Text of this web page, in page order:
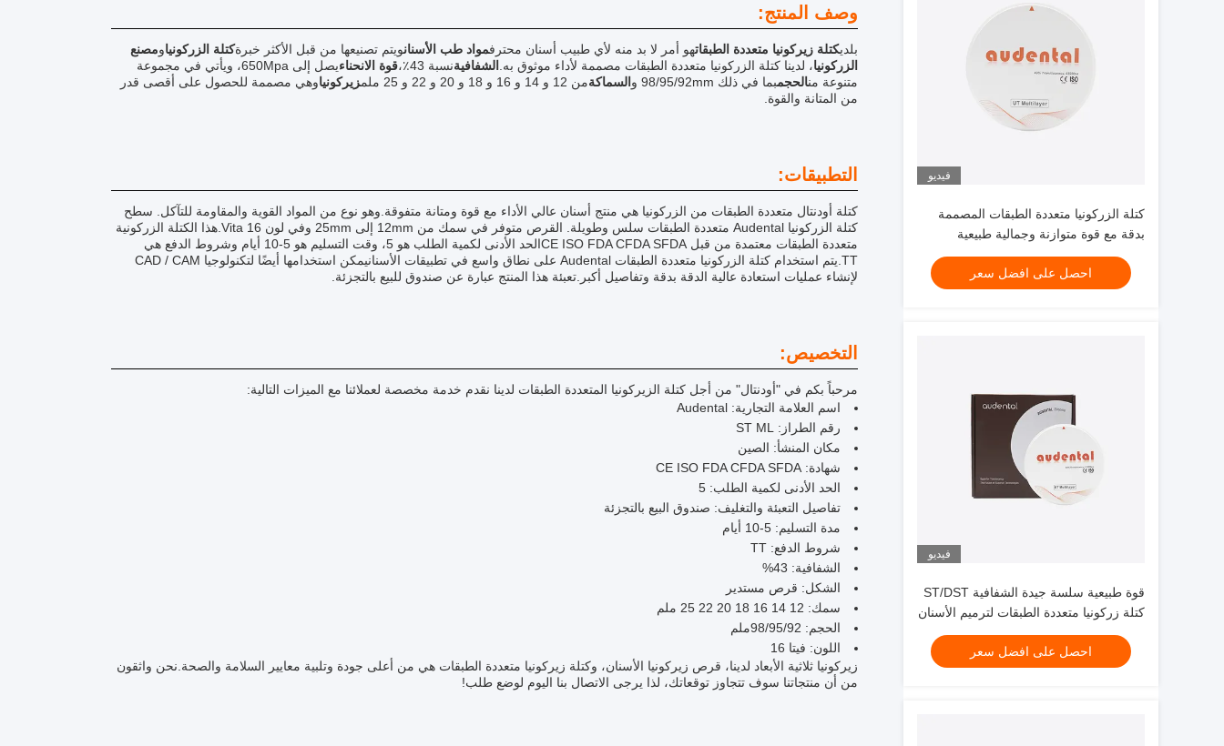
فيديو
كتلة الزركونيا متعددة الطبقات المصممة
بدقة مع قوة متوازنة وجمالية طبيعية
لتطبيقات الأسنان
احصل على افضل سعر
فيديو
قوة طبيعية سلسة جيدة الشفافية ST/DST
كتلة زركونيا متعددة الطبقات لترميم الأسنان
احصل على افضل سعر
وصف المنتج:
بلديكتلة زيركونيا متعددة الطبقاتهو أمر لا بد منه لأي طبيب أسنان محترفمواد طب الأسنانويتم تصنيعها من قبل الأكثر خبرةكتلة الزركونياومصنع
الزركونيا، لدينا كتلة الزركونيا متعددة الطبقات مصممة لأداء موثوق به. الشفافيةنسبة 43٪، قوة الانحناء
يصل إلى 650Mpa، ويأتي في مجموعة
متنوعة منالحجمبما في ذلك 98/95/92mm و السماكةمن 12 و 14 و 16 و 18 و 20 و 22 و 25 ملم زيركونياوهي مصممة للحصول على أقصى قدر
من المتانة والقوة.
التطبيقات:
كتلة أودنتال متعددة الطبقات من الزركونيا هي منتج أسنان عالي الأداء مع قوة ومتانة متفوقة.وهو نوع من المواد القوية والمقاومة للتآكل. سطح
كتلة الزركونيا Audental متعددة الطبقات سلس وطويلة. القرص متوفر في سمك من 12mm إلى 25mm وفي لون Vita 16.هذا الكتلة الزركونية
متعددة الطبقات معتمدة من قبل CE ISO FDA CFDA SFDAالحد الأدنى لكمية الطلب هو 5، وقت التسليم هو 5-10 أيام وشروط الدفع هي
TT.يتم استخدام كتلة الزركونيا متعددة الطبقات Audental على نطاق واسع في تطبيقات الأسنانيمكن استخدامها أيضًا لتكنولوجيا CAD / CAM
لإنشاء عمليات استعادة عالية الدقة بدقة وتفاصيل أكبر.تعبئة هذا المنتج عبارة عن صندوق للبيع بالتجزئة.
التخصيص:
مرحباً بكم في "أودنتال" من أجل كتلة الزيركونيا المتعددة الطبقات لدينا نقدم خدمة مخصصة لعملائنا مع الميزات التالية:
اسم العلامة التجارية: Audental
رقم الطراز: ST ML
مكان المنشأ: الصين
شهادة: CE ISO FDA CFDA SFDA
الحد الأدنى لكمية الطلب: 5
تفاصيل التعبئة والتغليف: صندوق البيع بالتجزئة
مدة التسليم: 5-10 أيام
شروط الدفع: TT
الشفافية: 43%
الشكل: قرص مستدير
سمك: 12 14 16 18 20 22 25 ملم
الحجم: 98/95/92ملم
اللون: فيتا 16
زيركونيا ثلاثية الأبعاد لدينا، قرص زيركونيا الأسنان، وكتلة زيركونيا متعددة الطبقات هي من أعلى جودة وتلبية معايير السلامة والصحة.نحن واثقون
من أن منتجاتنا سوف تتجاوز توقعاتك، لذا يرجى الاتصال بنا اليوم لوضع طلب!